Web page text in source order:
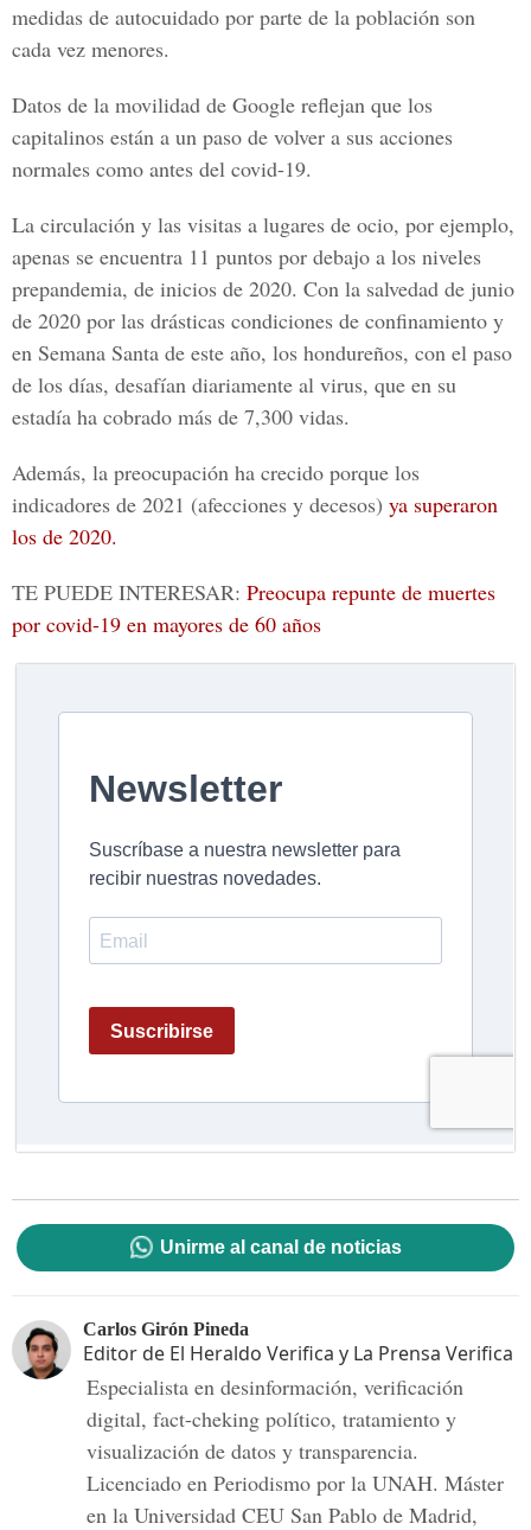
medidas de autocuidado por parte de la población son
cada vez menores.
Datos de la movilidad de Google reflejan que los
capitalinos están a un paso de volver a sus acciones
normales como antes del covid-19.
La circulación y las visitas a lugares de ocio, por ejemplo,
apenas se encuentra 11 puntos por debajo a los niveles
prepandemia, de inicios de 2020. Con la salvedad de junio
de 2020 por las drásticas condiciones de confinamiento y
en Semana Santa de este año, los hondureños, con el paso
de los días, desafían diariamente al virus, que en su
estadía ha cobrado más de 7,300 vidas.
Además, la preocupación ha crecido porque los
indicadores de 2021 (afecciones y decesos) ya superaron
los de 2020.
TE PUEDE INTERESAR: Preocupa repunte de muertes
por covid-19 en mayores de 60 años
Unirme al canal de noticias
Carlos Girón Pineda
Editor de El Heraldo Verifica y La Prensa Verifica
Especialista en desinformación, verificación
digital, fact-cheking político, tratamiento y
visualización de datos y transparencia.
Licenciado en Periodismo por la UNAH. Máster
en la Universidad CEU San Pablo de Madrid,